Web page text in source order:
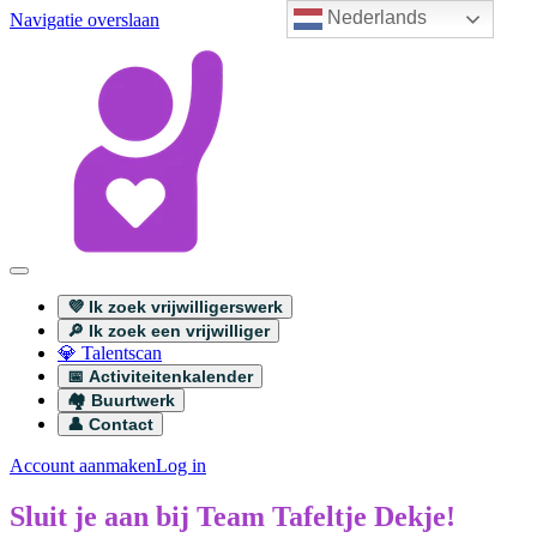
Nederlands
Navigatie overslaan
💜 Ik zoek vrijwilligerswerk
🔎 Ik zoek een vrijwilliger
💎 Talentscan
📅 Activiteitenkalender
🏘️ Buurtwerk
👤 Contact
Account aanmakenLog in
Sluit je aan bij Team Tafeltje Dekje!